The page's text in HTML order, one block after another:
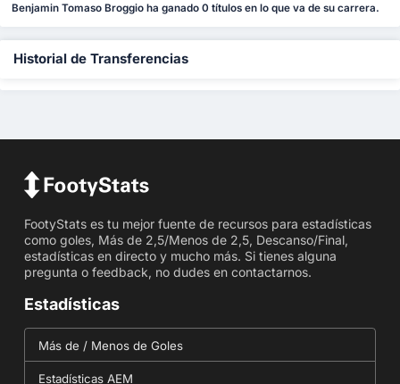
Benjamin Tomaso Broggio ha ganado 0 títulos en lo que va de su carrera.
Historial de Transferencias
FootyStats es tu mejor fuente de recursos para estadísticas
como goles, Más de 2,5/Menos de 2,5, Descanso/Final,
estadísticas en directo y mucho más. Si tienes alguna
pregunta o feedback, no dudes en contactarnos.
Estadísticas
Más de / Menos de Goles
Estadísticas AEM